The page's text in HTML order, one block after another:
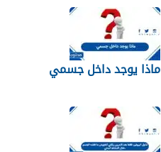
ماذا يوجد داخل جسمي